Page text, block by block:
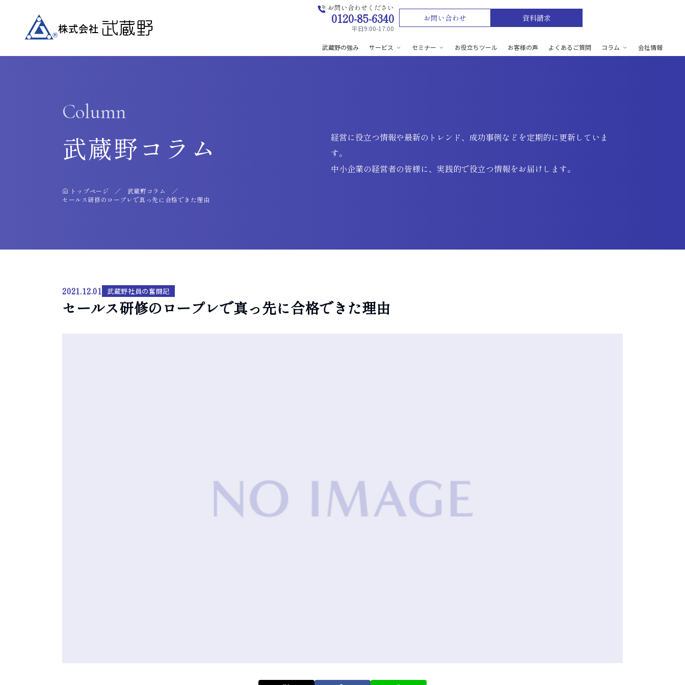
お問い合わせください
0120-85-6340
平日9:00-17:00
お問い合わせ 資料請求
武蔵野の強み サービス セミナー お役立ちツール お客様の声 よくあるご質問 コラム 会社情報
Column
武蔵野コラム
トップページ
武蔵野コラム
セールス研修のロープレで真っ先に合格できた理由
経営に役立つ情報や最新のトレンド、成功事例などを定期的に更新していま
す。
中小企業の経営者の皆様に、実践的で役立つ情報をお届けします。
2021.12.01 武蔵野社員の奮闘記
セールス研修のロープレで真っ先に合格できた理由